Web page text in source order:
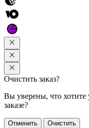
Очистить заказ?
Вы уверены, что хотите
заказе?
Отменить Очистить